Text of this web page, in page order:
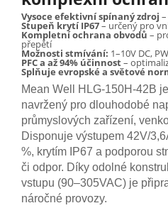
Vysoce efektivní spínaný zdroj
Stupeň krytí IP67– určený pro
Kompletní ochrana obvodů –
přepětí
Možnosti stmívání: 1–10V DC,
PFC a až 94% účinnost–
Splňuje evropské a světové
Mean Well HLG-150H-42B
navržený pro dlouhodobé
průmyslových zařízení,
Disponuje výstupem 42V/
%, krytím IP67 a podporou
či odpor. Díky odolné
vstupu (90–305VAC) je
náročné provozy.